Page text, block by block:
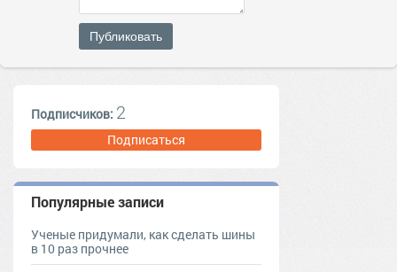
Публиковать
Подписчиков: 2
Подписаться
Популярные записи
Ученые придумали, как сделать шины
в 10 раз прочнее